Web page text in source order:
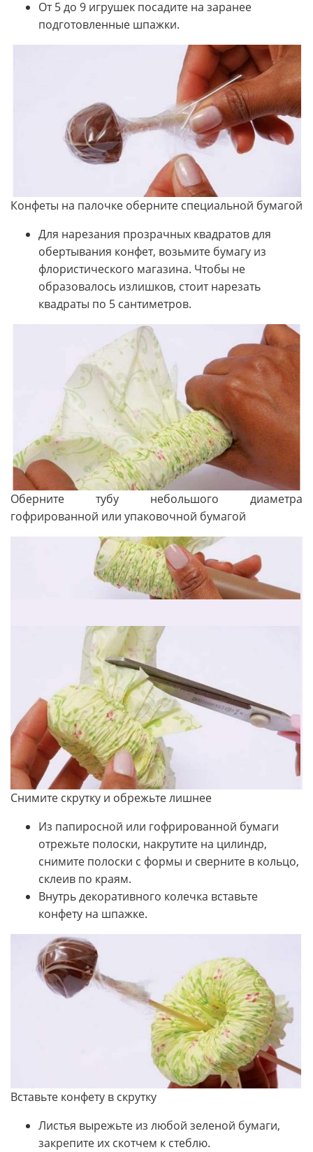
От 5 до 9 игрушек посадите на заранее
подготовленные шпажки.
Конфеты на палочке оберните специальной бумагой
Для нарезания прозрачных квадратов для
обертывания конфет, возьмите бумагу из
флористического магазина. Чтобы не
образовалось излишков, стоит нарезать
квадраты по 5 сантиметров.
Оберните тубу небольшого диаметра
гофрированной или упаковочной бумагой
Снимите скрутку и обрежьте лишнее
Из папиросной или гофрированной бумаги
отрежьте полоски, накрутите на цилиндр,
снимите полоски с формы и сверните в кольцо,
склеив по краям.
Внутрь декоративного колечка вставьте
конфету на шпажке.
Вставьте конфету в скрутку
Листья вырежьте из любой зеленой бумаги,
закрепите их скотчем к стеблю.